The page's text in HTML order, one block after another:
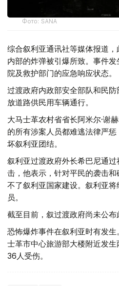
Фото: SANA
综合叙利亚通讯社等媒体报道
内部的炸弹被引爆所致。事件
院及救护部门的应急响应状态。
过渡政府内政部安全部队和民
放道路供民用车辆通行。
大马士革农村省省长阿米尔·谢
的所有涉案人员都难逃法律严
坏叙利亚团结。
叙利亚过渡政府外长希巴尼通
击，他表示，针对平民的袭击
不了叙利亚国家建设。叙利亚
员。
截至目前，叙过渡政府尚未公布
恐怖爆炸事件在叙利亚时有发
士革市中心旅游部大楼附近发生
36人受伤。